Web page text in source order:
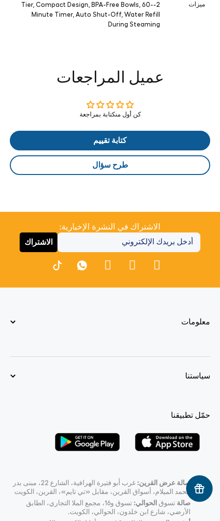
ميزات
2-Tier, Compact Design, BPA-Free Bowls, 60-
Minute Timer, Auto Shut-Off, Water Refill
During Steaming
عميل المراجعات
كن أول منكتابة بمراجعة
كتابة تقييم
طرح سؤال
الاشتراك في النشرة الإخبارية:
الاشتراك
معلومات
سياستنا
حمّل تطبيقنا
صالة عرض القرين:
غرب أبو فتيرة الهرافية، الشارع 22، مبنى بدر
محمد الميلام، أسواق القرين، مقابل «تي تايم»، القرين، الكويت
صالة تسوق الحوالي:
تسوق و16، مجمع الملا التجاري، الطابق
الأرضي، شارع ابن خلدون، الحوالي، الكويت.